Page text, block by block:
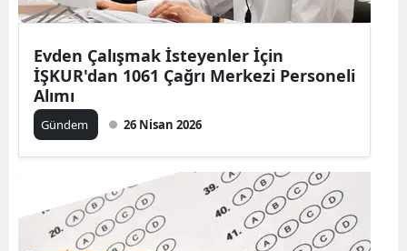
Yalova
Kilis
Düzce
Evden Çalışmak İsteyenler İçin
İŞKUR'dan 1061 Çağrı Merkezi Personeli
Alımı
Gündem 26 Nisan 2026